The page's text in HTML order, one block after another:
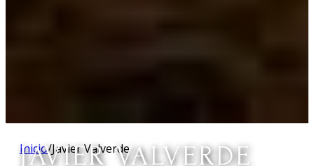
JAVIER VALVERDE
Inicio/Javier Valverde